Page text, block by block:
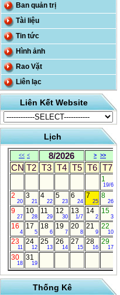
Ban quản trị
Tài liệu
Tin tức
Hình ảnh
Rao Vặt
Liên lạc
Liên Kết Website
Lịch
<< < 8/2026 > >>
CN T2 T3 T4 T5 T6 T7
1
19/6
2
20
3
21
4
22
5
23
6
24
7
25
8
26
9
27
10
28
11
29
12
30
13
1/7
14
2
15
3
16
4
17
5
18
6
19
7
20
8
21
9
22
10
23
11
24
12
25
13
26
14
27
15
28
16
29
17
30
18
31
19
Thống Kê